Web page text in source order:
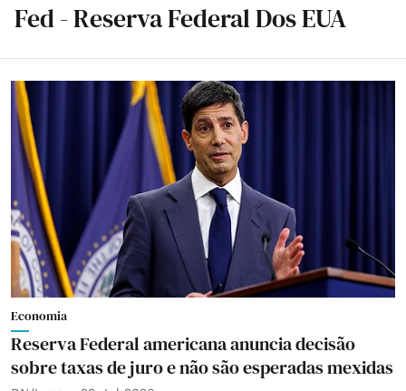
Fed - Reserva Federal Dos EUA
Economia
Reserva Federal americana anuncia decisão
sobre taxas de juro e não são esperadas mexidas